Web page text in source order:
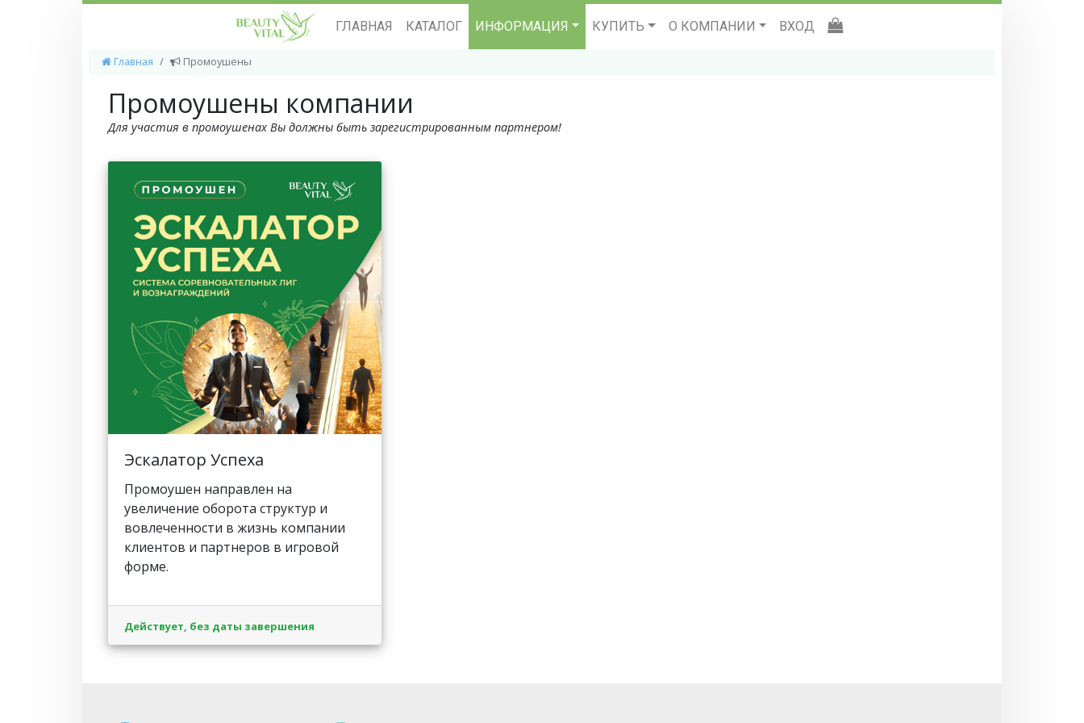
ГЛАВНАЯ КАТАЛОГ ИНФОРМАЦИЯ КУПИТЬ О КОМПАНИИ ВХОД
Главная Промоушены
Промоушены компании
Для участия в промоушенах Вы должны быть зарегистрированным партнером!
Эскалатор Успеха
Промоушен направлен на
увеличение оборота структур и
вовлеченности в жизнь компании
клиентов и партнеров в игровой
форме.
Действует, без даты завершения